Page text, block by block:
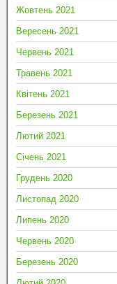
Жовтень 2021
Вересень 2021
Червень 2021
Травень 2021
Квітень 2021
Березень 2021
Лютий 2021
Січень 2021
Грудень 2020
Листопад 2020
Липень 2020
Червень 2020
Березень 2020